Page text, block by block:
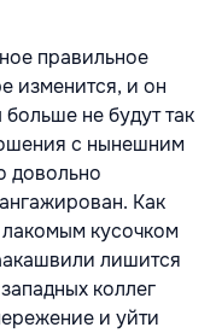
правильное
изменится, и он
не будут так
с нынешним
довольно
Как
лакомым кусочком
лишится
коллег
и уйти